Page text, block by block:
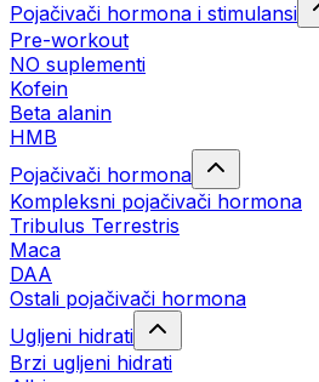
Pojačivači hormona i stimulansi
Pre-workout
NO suplementi
Kofein
Beta alanin
HMB
Pojačivači hormona
Kompleksni pojačivači hormona
Tribulus Terrestris
Maca
DAA
Ostali pojačivači hormona
Ugljeni hidrati
Brzi ugljeni hidrati